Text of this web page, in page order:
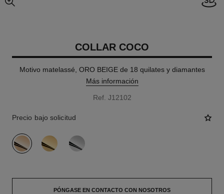
imagen agrandada
COLLAR COCO
Motivo matelassé, ORO BEIGE de 18 quilates y diamantes
Más información
Ref. J12102
Precio bajo solicitud
variante (3)
PÓNGASE EN CONTACTO CON NOSOTROS